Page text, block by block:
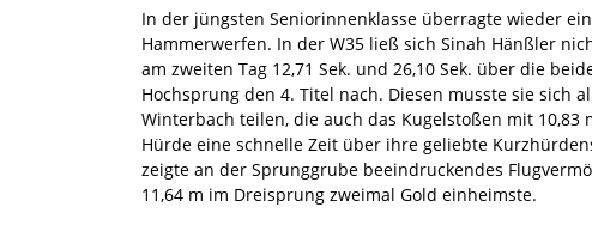
In der jüngsten Seniorinnenklasse überragte wieder
Hammerwerfen. In der W35 ließ sich Sinah Hänßler
am zweiten Tag 12,71 Sek. und 26,10 Sek. über die
Hochsprung den 4. Titel nach. Diesen musste sie sich
Winterbach teilen, die auch das Kugelstoßen mit
Hürde eine schnelle Zeit über ihre geliebte
zeigte an der Sprunggrube beeindruckendes
11,64 m im Dreisprung zweimal Gold einheimste.